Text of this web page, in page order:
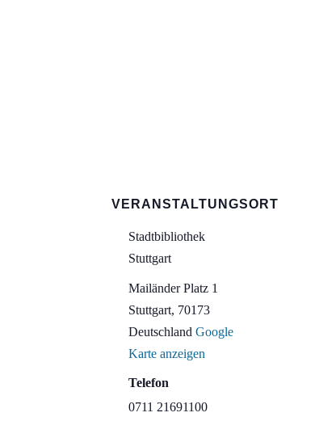
VERANSTALTUNGSORT
Stadtbibliothek
Stuttgart
Mailänder Platz 1
Stuttgart, 70173
Deutschland Google
Karte anzeigen
Telefon
0711 21691100